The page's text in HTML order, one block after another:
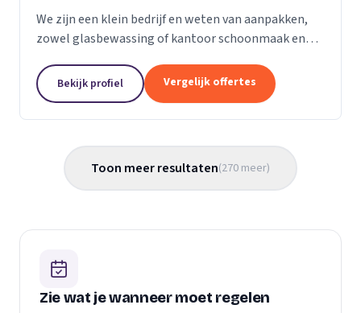
We zijn een klein bedrijf en weten van aanpakken,
zowel glasbewassing of kantoor schoonmaak en
bedrijven waar schoon gemaakt moet worden is
voor ons...
Bekijk profiel Vergelijk offertes
Toon meer resultaten(270 meer)
Zie wat je wanneer moet regelen